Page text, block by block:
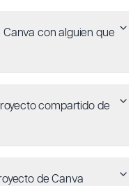
con alguien que
compartido de
de Canva